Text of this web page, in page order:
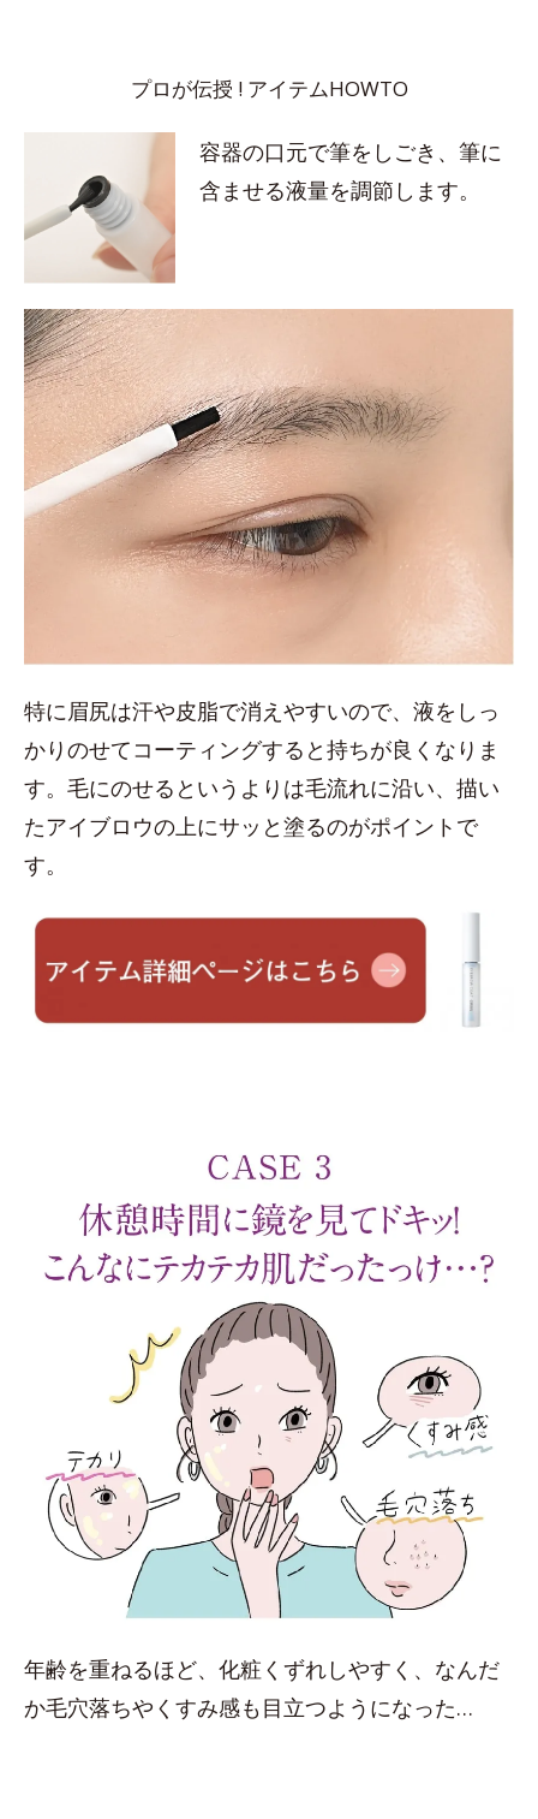
プロが伝授 ! アイテムHOWTO
容器の口元で筆をしごき、筆に
含ませる液量を調節します。
特に眉尻は汗や皮脂で消えやすいので、液をしっ
かりのせてコーティングすると持ちが良くなりま
す。毛にのせるというよりは毛流れに沿い、描い
たアイブロウの上にサッと塗るのがポイントで
す。
年齢を重ねるほど、化粧くずれしやすく、なんだ
か毛穴落ちやくすみ感も目立つようになった…